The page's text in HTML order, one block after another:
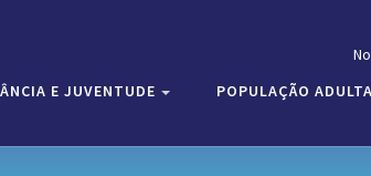
E JUVENTUDE
POPULAÇÃO ADULTA